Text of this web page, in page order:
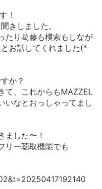
！
きしました。
たり葛藤も模索もしなが
お話してくれました(*
か？
て、これからもMAZZEL
いなとおっしゃってまし
ました〜！
リー聴取機能でも